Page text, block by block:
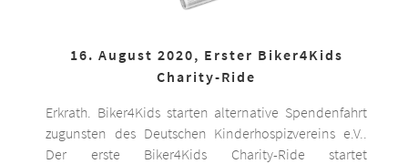
16. August 2020, Erster Biker4Kids
Charity-Ride
Erkrath. Biker4Kids starten alternative Spendenfahrt
zugunsten des Deutschen Kinderhospizvereins e.V..
Der erste Biker4Kids Charity-Ride startet